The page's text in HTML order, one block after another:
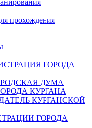
прохождения
ГОРОДА
ДУМА
КУРГАНА
КУРГАНСКОЙ
ГОРОДА